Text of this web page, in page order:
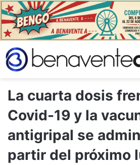
La cuarta dosis
Covid-19 y la
antigripal se
partir del próximo